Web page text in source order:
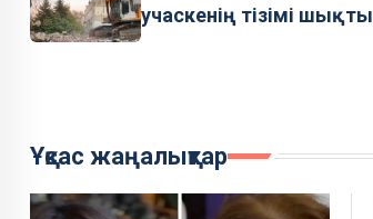
учаскенің тізімі шықты
Ұқсас жаңалықтар